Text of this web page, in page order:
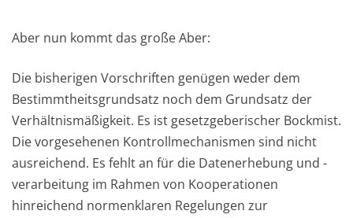
Aber nun kommt das große Aber:
Die bisherigen Vorschriften genügen weder dem
Bestimmtheitsgrundsatz noch dem Grundsatz der
Verhältnismäßigkeit. Es ist gesetzgeberischer Bockmist.
Die vorgesehenen Kontrollmechanismen sind nicht
ausreichend. Es fehlt an für die Datenerhebung und -
verarbeitung im Rahmen von Kooperationen
hinreichend normenklaren Regelungen zur